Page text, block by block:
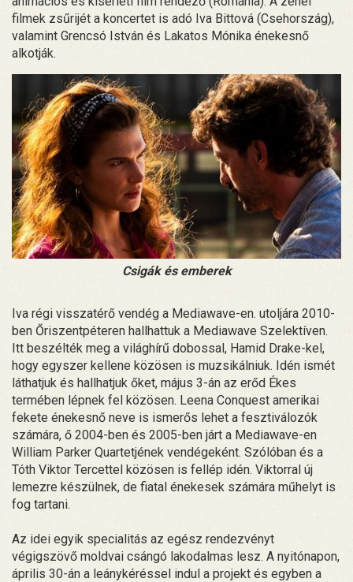
filmek zsűrijét a koncertet is adó Iva Bittová (Csehország),
valamint Grencsó István és Lakatos Mónika énekesnő
alkotják.
Csigák és emberek
Iva régi visszatérő vendég a Mediawave-en. utoljára 2010-
ben Őriszentpéteren hallhattuk a Mediawave Szelektíven.
Itt beszélték meg a világhírű dobossal, Hamid Drake-kel,
hogy egyszer kellene közösen is muzsikálniuk. Idén ismét
láthatjuk és hallhatjuk őket, május 3-án az erőd Ékes
termében lépnek fel közösen. Leena Conquest amerikai
fekete énekesnő neve is ismerős lehet a fesztiválozók
számára, ő 2004-ben és 2005-ben járt a Mediawave-en
William Parker Quartetjének vendégeként. Szólóban és a
Tóth Viktor Tercettel közösen is fellép idén. Viktorral új
lemezre készülnek, de fiatal énekesek számára műhelyt is
fog tartani.
Az idei egyik specialitás az egész rendezvényt
végigszövő moldvai csángó lakodalmas lesz. A nyitónapon,
április 30-án a leánykéréssel indul a projekt és egyben a